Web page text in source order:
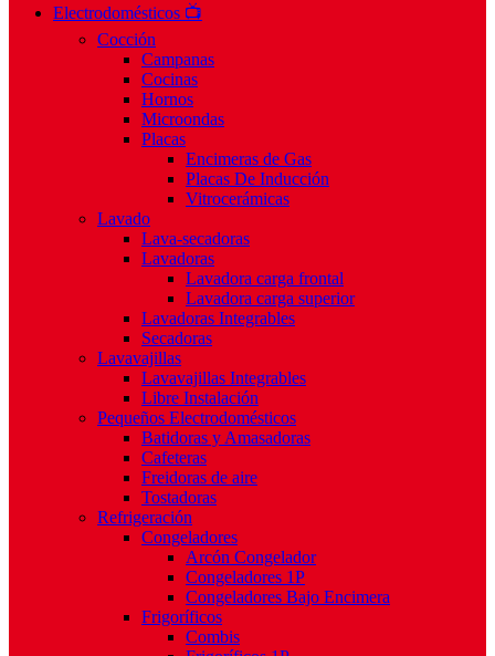
Electrodomésticos 📺
Cocción
Campanas
Cocinas
Hornos
Microondas
Placas
Encimeras de Gas
Placas De Inducción
Vitrocerámicas
Lavado
Lava-secadoras
Lavadoras
Lavadora carga frontal
Lavadora carga superior
Lavadoras Integrables
Secadoras
Lavavajillas
Lavavajillas Integrables
Libre Instalación
Pequeños Electrodomésticos
Batidoras y Amasadoras
Cafeteras
Freidoras de aire
Tostadoras
Refrigeración
Congeladores
Arcón Congelador
Congeladores 1P
Congeladores Bajo Encimera
Frigoríficos
Combis